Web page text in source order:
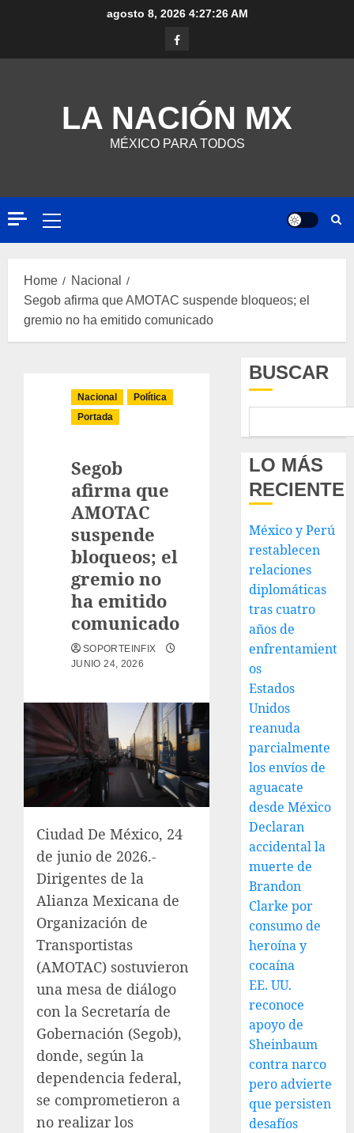
agosto 8, 2026 4:27:27 AM
LA NACIÓN MX
MÉXICO PARA TODOS
Home
Nacional
Segob afirma que AMOTAC suspende bloqueos; el
gremio no ha emitido comunicado
Nacional
Política
Portada
Segob
afirma que
AMOTAC
suspende
bloqueos; el
gremio no
ha emitido
comunicado
SOPORTEINFIX
JUNIO 24, 2026
Ciudad De México, 24
de junio de 2026.-
Dirigentes de la
Alianza Mexicana de
Organización de
Transportistas
(AMOTAC) sostuvieron
una mesa de diálogo
con la Secretaría de
Gobernación (Segob),
donde, según la
dependencia federal,
se comprometieron a
no realizar los
BUSCAR
LO MÁS
RECIENTE
México y Perú
restablecen
relaciones
diplomáticas
tras cuatro
años de
enfrentamient
os
Estados
Unidos
reanuda
parcialmente
los envíos de
aguacate
desde México
Declaran
accidental la
muerte de
Brandon
Clarke por
consumo de
heroína y
cocaína
EE. UU.
reconoce
apoyo de
Sheinbaum
contra narco
pero advierte
que persisten
desafíos